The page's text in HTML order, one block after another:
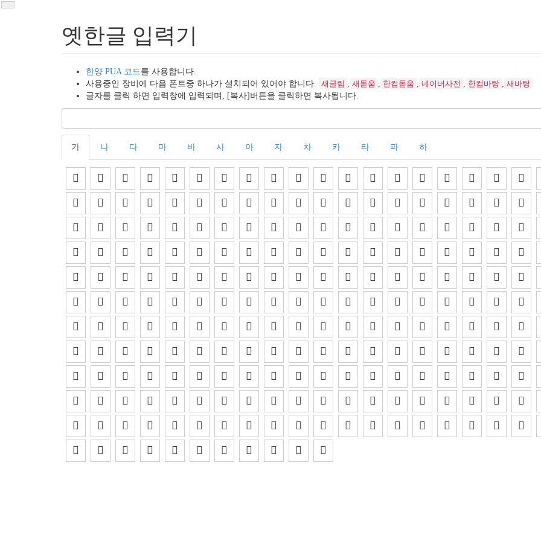
옛한글 입력기
한양 PUA 코드를 사용합니다.
사용중인 장비에 다음 폰트중 하나가 설치되어 있어야 합니다. 새굴림 , 새돋움 , 한컴돋움 , 네이버사전 , 한컴바탕 , 새바탕
글자를 클릭 하면 입력창에 입력되며, [복사]버튼을 클릭하면 복사됩니다.
가 나 다 마 바 사 아 자 차 카 타 파 하
                  
                  
                  
                  
                  
                  
                  
                  
                  
                  
                  
          